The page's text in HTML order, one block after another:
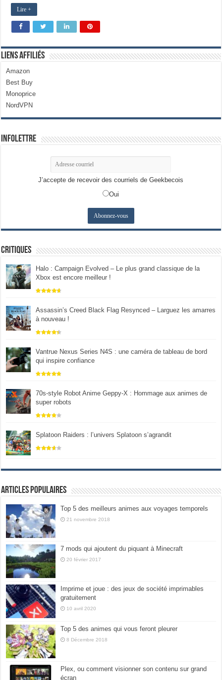
Lire +
Liens Affiliés
Amazon
Best Buy
Monoprice
NordVPN
Infolettre
J’accepte de recevoir des courriels de Geekbecois
Oui
Critiques
Halo : Campaign Evolved – Le plus grand classique de la
Xbox est encore meilleur !
Assassin’s Creed Black Flag Resynced – Larguez les amarres
à nouveau !
Vantrue Nexus Series N4S : une caméra de tableau de bord
qui inspire confiance
70s-style Robot Anime Geppy-X : Hommage aux animes de
super robots
Splatoon Raiders : l’univers Splatoon s’agrandit
Articles populaires
Top 5 des meilleurs animes aux voyages temporels
21 novembre 2018
7 mods qui ajoutent du piquant à Minecraft
20 février 2017
Imprime et joue : des jeux de société imprimables
gratuitement
10 avril 2020
Top 5 des animes qui vous feront pleurer
8 Décembre 2018
Plex, ou comment visionner son contenu sur grand
écran